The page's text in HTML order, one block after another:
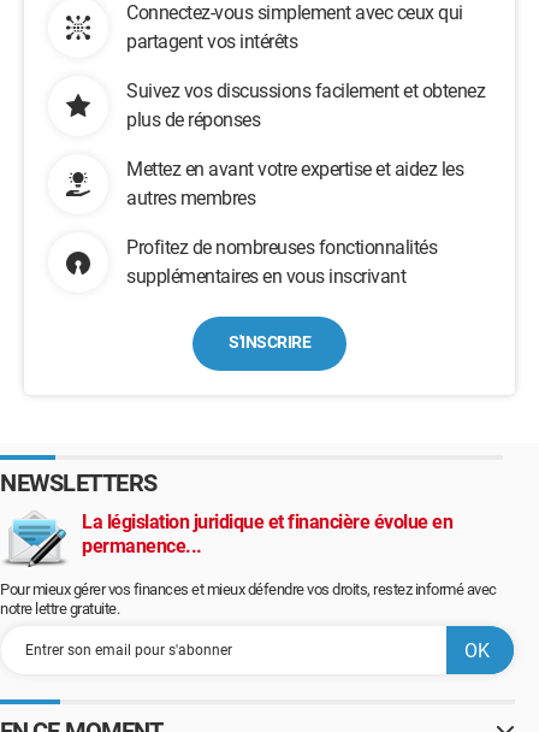
Connectez-vous simplement avec ceux qui
partagent vos intérêts
Suivez vos discussions facilement et obtenez
plus de réponses
Mettez en avant votre expertise et aidez les
autres membres
Profitez de nombreuses fonctionnalités
supplémentaires en vous inscrivant
S'INSCRIRE
NEWSLETTERS
La législation juridique et financière évolue en
permanence...
Pour mieux gérer vos finances et mieux défendre vos droits, restez informé avec
notre lettre gratuite.